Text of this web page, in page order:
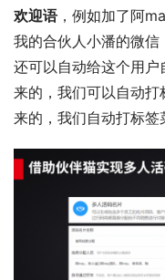
欢迎语，例如加了阿
我的合伙人小潘的微
还可以自动给这个用
来的，我们可以自动
来的，我们自动打标签